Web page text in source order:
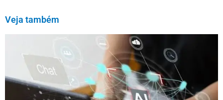
Veja também